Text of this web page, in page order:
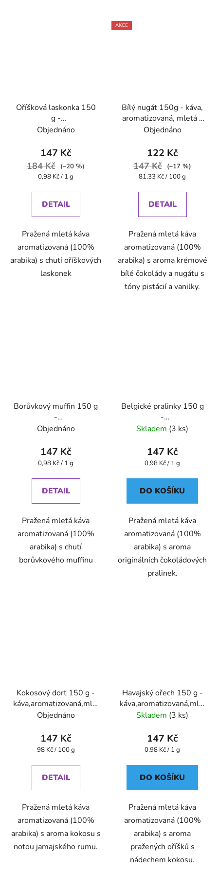
Oříšková laskonka 150
g -
káva,aromatizovaná,mletá
Objednáno
147 Kč
184 Kč
(–20 %)
Měrná
0,98 Kč / 1 g
DETAIL
Pražená mletá káva
aromatizovaná (100%
arabika) s chutí oříškových
laskonek
AKCE
Bílý nugát 150g - káva,
aromatizovaná, mletá -
Oxalis
Objednáno
122 Kč
147 Kč
(–17 %)
Měrná
81,33 Kč / 100 g
DETAIL
Pražená mletá káva
aromatizovaná (100%
arabika) s aroma krémové
bílé čokolády a nugátu s
tóny pistácií a vanilky.
Borůvkový muffin 150 g
-
káva,aromatizovaná,mletá
Objednáno
147 Kč
Měrná
0,98 Kč / 1 g
DETAIL
Pražená mletá káva
aromatizovaná (100%
arabika) s chutí
borůvkového muffinu
Belgické pralinky 150 g
-
káva,aromatizovaná,mletá
Skladem (3 ks)
147 Kč
Měrná
0,98 Kč / 1 g
DO KOŠÍKU
Pražená mletá káva
aromatizovaná (100%
arabika) s aroma
originálních čokoládových
pralinek.
Kokosový dort 150 g -
káva,aromatizovaná,mletá
- Oxalis
Objednáno
147 Kč
Měrná
98 Kč / 100 g
DETAIL
Pražená mletá káva
aromatizovaná (100%
arabika) s aroma kokosu s
notou jamajského rumu.
Havajský ořech 150 g -
káva,aromatizovaná,mletá
- Oxalis
Skladem (3 ks)
147 Kč
Měrná
0,98 Kč / 1 g
DO KOŠÍKU
Pražená mletá káva
aromatizovaná (100%
arabika) s aroma
pražených oříšků s
nádechem kokosu.